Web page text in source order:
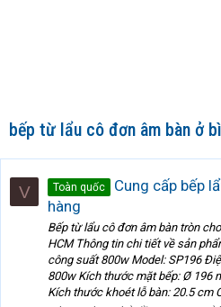
bếp từ lẩu cô đơn âm bàn ở
V Toàn quốc
Cung cấp bếp
hàng
Bếp từ lẩu cô đơn âm bàn tròn
HCM Thông tin chi tiết về sản
công suất 800w Model: SP196
800w Kích thước mặt bếp: Ø 196
Kích thước khoét lỗ bàn: 20.5 cm